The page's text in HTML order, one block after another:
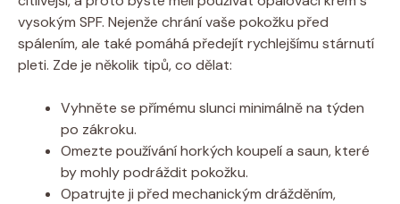
vysokým SPF. Nejenže chrání vaše pokožku před
spálením, ale také pomáhá předejít rychlejšímu stárnutí
pleti. Zde je několik tipů, co dělat:
Vyhněte se přímému slunci minimálně na týden
po zákroku.
Omezte používání horkých koupelí a saun, které
by mohly podráždit pokožku.
Opatrujte ji před mechanickým drážděním,